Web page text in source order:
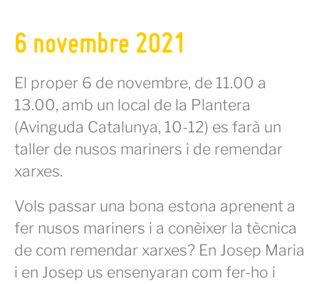
6 novembre 2021
El proper 6 de novembre, de 11.00 a
13.00, amb un local de la Plantera
(Avinguda Catalunya, 10-12) es farà un
taller de nusos mariners i de remendar
xarxes.
Vols passar una bona estona aprenent a
fer nusos mariners i a conèixer la tècnica
de com remendar xarxes? En Josep Maria
i en Josep us ensenyaran com fer-ho i